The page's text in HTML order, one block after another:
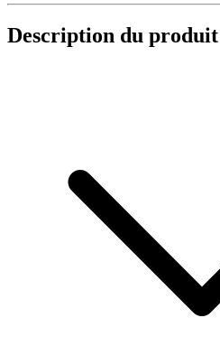
Description du produit